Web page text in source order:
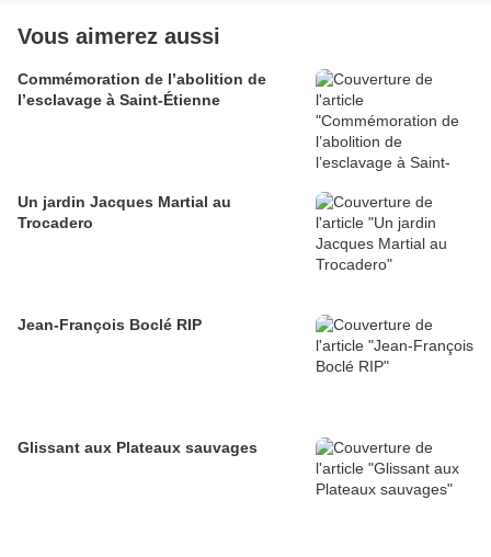
Vous aimerez aussi
Commémoration de l’abolition de
l’esclavage à Saint-Étienne
Un jardin Jacques Martial au
Trocadero
Jean-François Boclé RIP
Glissant aux Plateaux sauvages